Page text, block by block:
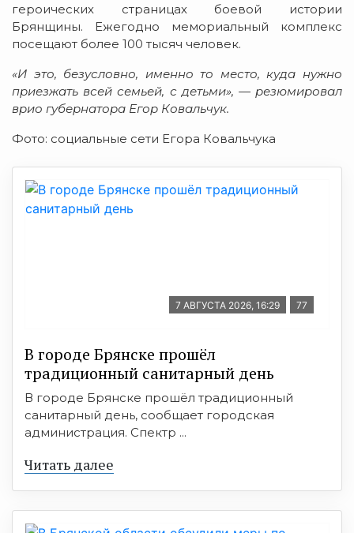
героических страницах боевой истории
Брянщины. Ежегодно мемориальный комплекс
посещают более 100 тысяч человек.
«И это, безусловно, именно то место, куда нужно
приезжать всей семьей, с детьми», — резюмировал
врио губернатора Егор Ковальчук.
Фото: социальные сети Егора Ковальчука
7 АВГУСТА 2026, 16:29 77
В городе Брянске прошёл
традиционный санитарный день
В городе Брянске прошёл традиционный
санитарный день, сообщает городская
администрация. Спектр ...
Читать далее